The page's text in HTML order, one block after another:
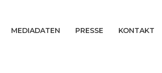
MEDIADATEN PRESSE KONTAKT